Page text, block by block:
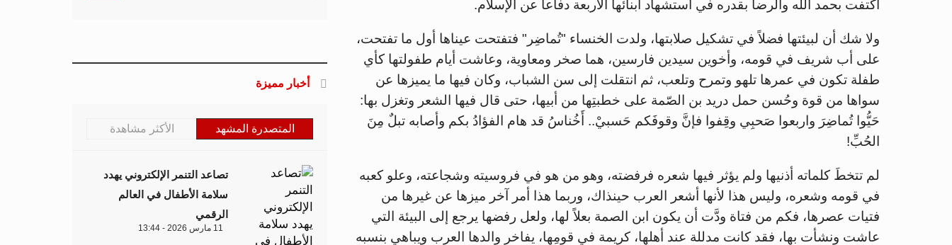
اكتفت بحمد الله والرضا بقدره في استشهاد أبنائها الأربعة دفاعاً عن الإسلام.
ولا شك أن لبيئتها فضلاً في تشكيل صلابتها، ولدت الخنساء "تُماضِر" فتفتحت عيناها أول ما تفتحت،
على أب شريف في قومه، وأخوين سيدين فارسين، هما صخر ومعاوية، وعاشت أيام طفولتها كأي
طفلة تكون في عمرها تلهو وتمرح وتلعب، ثم انتقلت إلى سن الشباب، وكان فيها ما يميزها عن
سواها من قوة وحُسن حمل دريد بن الصّمة على خطبتِها من أبيها، حتى قال فيها الشعر وتغزل بها:
حَيُّوا تُماضِرَ واربعوا صَحبِي وقِفوا فإنَّ وقوفَكم حَسبيْ.. أَخُناسُ قد هام الفؤادُ بكم وأصابه تبلٌ مِنَ
الحُبِّ!
لم تتخطَ كلماته أذنيها ولم يؤثر فيها شعره فرفضته، وهو من هو في فروسيته وشجاعته، وعلو كعبه
في قومه وشعره، وليس هذا لأنها أشعر العرب حينذاك، وربما هذا أمر آخر ميزها عن غيرها من
فتيات عصرها، فكم من فتاة ودَّت أن يكون ابن الصمة بعلاً لها، ولعل رفضها يرجع إلى البيئة التي
عاشت ونشأت بها، فقد كانت مدللة عند أهلها، كريمة في قومِها، يفاخر والدها العرب ويباهي بنسبه
أخبار مميزة
المتصدرة المشهد الأكثر مشاهدة
تصاعد التنمر الإلكتروني يهدد
سلامة الأطفال في العالم
الرقمي
11 مارس 2026 - 13:44